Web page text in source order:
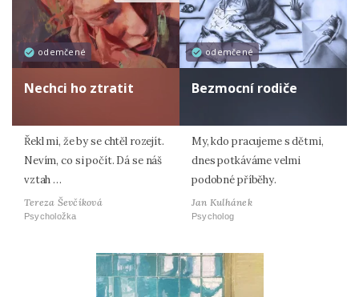
odemčené
Nechci ho ztratit
Řekl mi, že by se chtěl rozejít.
Nevím, co si počít. Dá se náš
vztah …
Tereza Ševčíková
Psycholožka
odemčené
Bezmocní rodiče
My, kdo pracujeme s dětmi,
dnes potkáváme velmi
podobné příběhy.
Jan Kulhánek
Psycholog